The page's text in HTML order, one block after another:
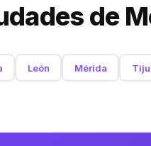
de
León Mérida